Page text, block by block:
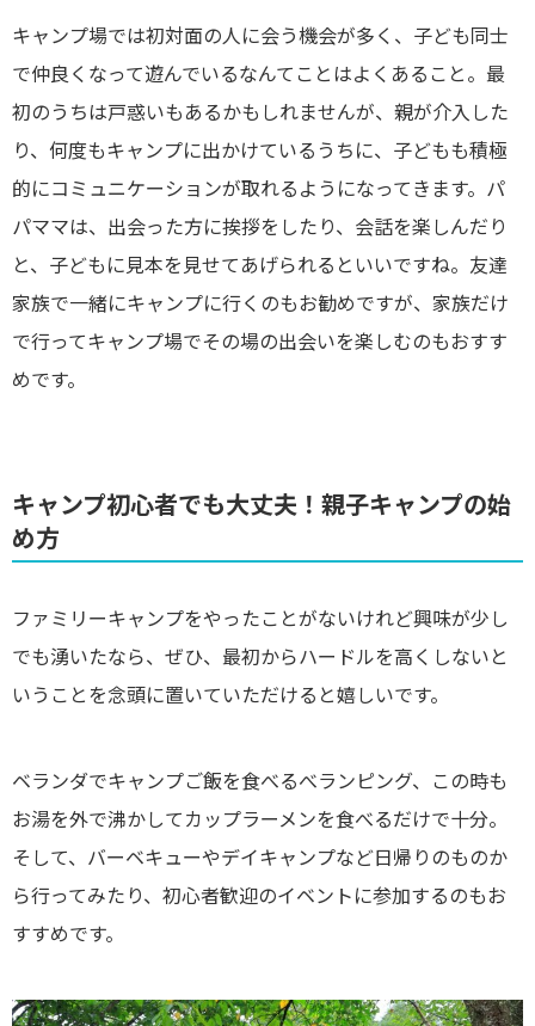
キャンプ場では初対面の人に会う機会が多く、子ども同士
で仲良くなって遊んでいるなんてことはよくあること。最
初のうちは戸惑いもあるかもしれませんが、親が介入した
り、何度もキャンプに出かけているうちに、子どもも積極
的にコミュニケーションが取れるようになってきます。パ
パママは、出会った方に挨拶をしたり、会話を楽しんだり
と、子どもに見本を見せてあげられるといいですね。友達
家族で一緒にキャンプに行くのもお勧めですが、家族だけ
で行ってキャンプ場でその場の出会いを楽しむのもおすす
めです。
キャンプ初心者でも大丈夫！親子キャンプの始
め方
ファミリーキャンプをやったことがないけれど興味が少し
でも湧いたなら、ぜひ、最初からハードルを高くしないと
いうことを念頭に置いていただけると嬉しいです。
ベランダでキャンプご飯を食べるべランピング、この時も
お湯を外で沸かしてカップラーメンを食べるだけで十分。
そして、バーベキューやデイキャンプなど日帰りのものか
ら行ってみたり、初心者歓迎のイベントに参加するのもお
すすめです。